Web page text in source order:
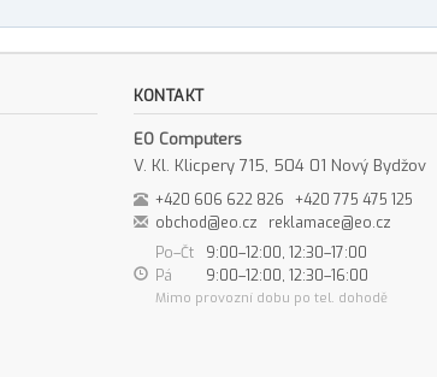
KONTAKT
EO Computers
V. Kl. Klicpery 715, 504 01 Nový Bydžov
+420 606 622 826
+420 775 475 125
obchod@eo.cz
reklamace@eo.cz
Po–Čt
9:00–12:00, 12:30–17:00
Pá
9:00–12:00, 12:30–16:00
Mimo provozní dobu po tel. dohodě